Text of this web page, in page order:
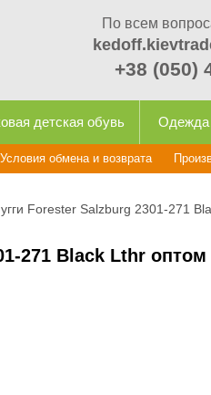
По всем
+38 (050)
детская обувь Одежда
Условия обмена и возврата
Forester Salzburg 2301-271
271 Black Lthr оптом